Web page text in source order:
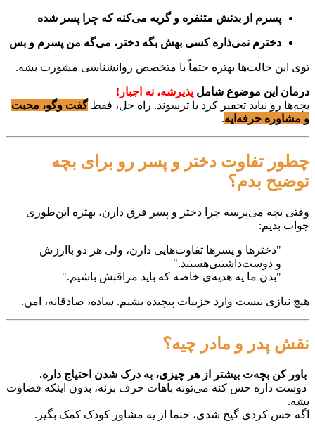
پسرم از بدنش متنفره و گریه می‌کنه که چرا پسر شده
دخترم نمی‌ذاره کسی بهش بگه دختر، می‌گه من پسرم و بس
توی این حالت‌ها بهتره حتماً با متخصص روانشناسی مشورت بشه.
درمان این موضوع شامل پذیرشه، نه اجبار!
بچه‌ها رو نباید تحقیر کرد یا ترسوند. راه حل، فقطگفت‌ وگو، محبت
و مشاوره حرفه‌ایه.
چطور تفاوت دختر و پسر رو برای بچه
توضیح بدم؟
وقتی بچه می‌پرسه چرا دختر و پسر فرق دارن، بهتره این‌طوری
جواب بدیم:
"دخترها و پسرها تفاوت‌هایی دارن، ولی هر دو باارزش
و دوست‌داشتنی‌هستند."
"بدن ما یه هدیه‌ی خاصه که باید مراقبش باشیم."
هیچ نیازی نیست وارد جزییات پیچیده بشیم. ساده، صادقانه، امن.
نقش پدر و مادر چیه؟
باور کن بچه‌ت بیشتر از هر چیزی، به درک شدن احتیاج داره.
دوست داره حس کنه می‌تونه باهات حرف بزنه، بدون اینکه قضاوت
بشه.
اگه حس کردی گیج شدی، حتما از یه مشاور کودک کمک بگیر.